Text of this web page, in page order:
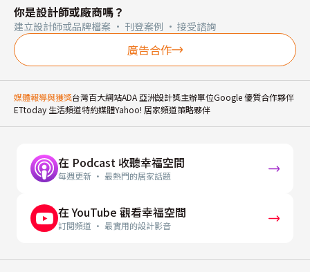
你是設計師或廠商嗎？
建立設計師或品牌檔案 · 刊登案例 · 接受諮詢
廣告合作
媒體報導與獲獎台灣百大網站ADA 亞洲設計獎主辦單位Google 優質合作夥伴
ETtoday 生活頻道特約媒體Yahoo! 居家頻道策略夥伴
在 Podcast 收聽幸福空間
每週更新 · 最熱門的居家話題
在 YouTube 觀看幸福空間
訂閱頻道 · 最實用的設計影音